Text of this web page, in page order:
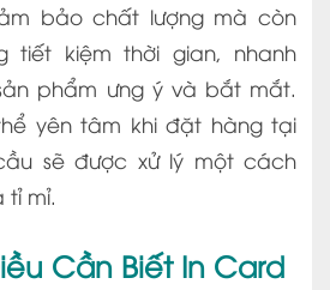
bảo chất lượng mà còn
tiết kiệm thời gian, nhanh
phẩm ưng ý và bắt mắt.
yên tâm khi đặt hàng tại
sẽ được xử lý một cách
tỉ mỉ.
Cần Biết In Card